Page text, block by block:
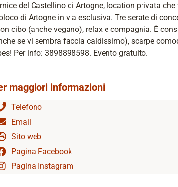
del Castellino di Artogne, location privata che
di Artogne in via esclusiva. Tre serate di
cibo (anche vegano), relax e compagnia. È
se vi sembra faccia caldissimo), scarpe
Per info: 3898898598. Evento gratuito.
maggiori informazioni
Telefono
Email
Sito web
Pagina Facebook
Pagina Instagram